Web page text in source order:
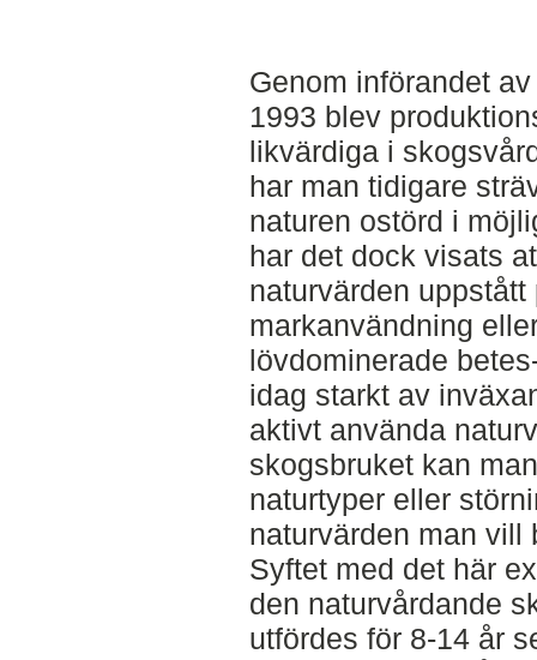
Genom införandet
1993 blev
likvärdiga i
har man tidigare
naturen ostörd i
har det dock visats
naturvärden
markanvändning
lövdominerade
idag starkt av
aktivt använda
skogsbruket kan
naturtyper eller
naturvärden man vill
Syftet med det här
den naturvårdande
utfördes för 8-14 år